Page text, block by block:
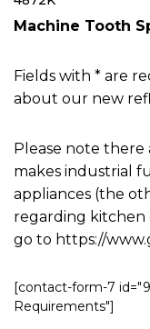
Machine Tooth
Fields with * are
about our new
Please note
makes industrial
appliances (the
regarding kitchen
go to https://
[contact-form-7
Requirements"]